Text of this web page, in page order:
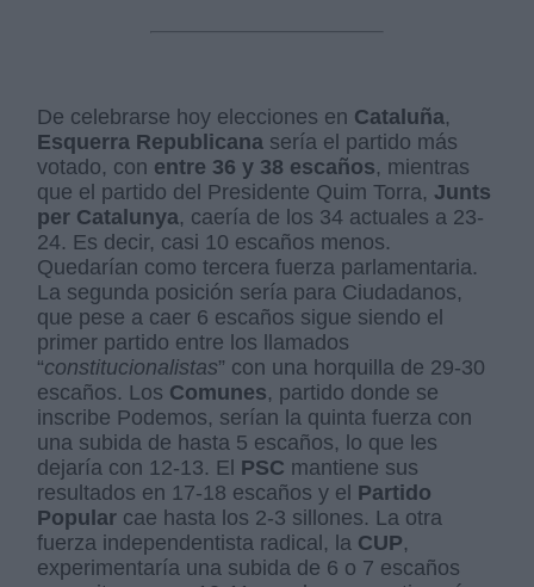
De celebrarse hoy elecciones en Cataluña,
Esquerra Republicana sería el partido más
votado, con entre 36 y 38 escaños, mientras
que el partido del Presidente Quim Torra, Junts
per Catalunya, caería de los 34 actuales a 23-
24. Es decir, casi 10 escaños menos.
Quedarían como tercera fuerza parlamentaria.
La segunda posición sería para Ciudadanos,
que pese a caer 6 escaños sigue siendo el
primer partido entre los llamados
“constitucionalistas” con una horquilla de 29-30
escaños. Los Comunes, partido donde se
inscribe Podemos, serían la quinta fuerza con
una subida de hasta 5 escaños, lo que les
dejaría con 12-13. El PSC mantiene sus
resultados en 17-18 escaños y el Partido
Popular cae hasta los 2-3 sillones. La otra
fuerza independentista radical, la CUP,
experimentaría una subida de 6 o 7 escaños